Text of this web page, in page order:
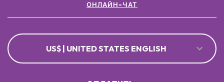
ОНЛАЙН-ЧАТ
US$ | UNITED STATES ENGLISH